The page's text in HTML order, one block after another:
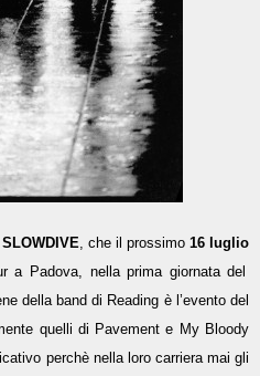
SLOWDIVE , che il prossimo 16 luglio
a Padova, nella prima giornata del
della band di Reading è l’evento del
quelli di Pavement e My Bloody
perchè nella loro carriera mai gli